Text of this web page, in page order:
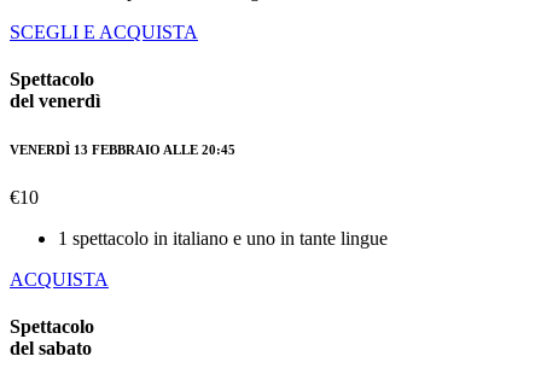
SCEGLI E ACQUISTA
Spettacolo
del venerdì
VENERDÌ 13 FEBBRAIO ALLE 20:45
€10
1 spettacolo in italiano e uno in tante lingue
ACQUISTA
Spettacolo
del sabato